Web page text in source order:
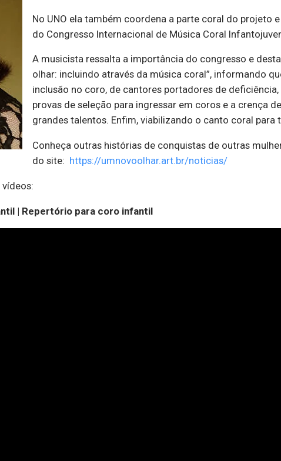
No UNO ela também coordena a parte coral do projeto
do Congresso Internacional de Música Coral
A musicista ressalta a importância do congresso e
olhar: incluindo através da música coral”, informando
inclusão no coro, de cantores portadores de
provas de seleção para ingressar em coros e a crença
grandes talentos. Enfim, viabilizando o canto coral para
Conheça outras histórias de conquistas de outras
do site: https://umnovoolhar.art.br/noticias/
| Repertório para coro infantil